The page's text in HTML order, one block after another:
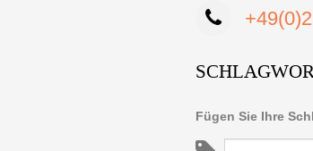
Fügen Sie Ihre